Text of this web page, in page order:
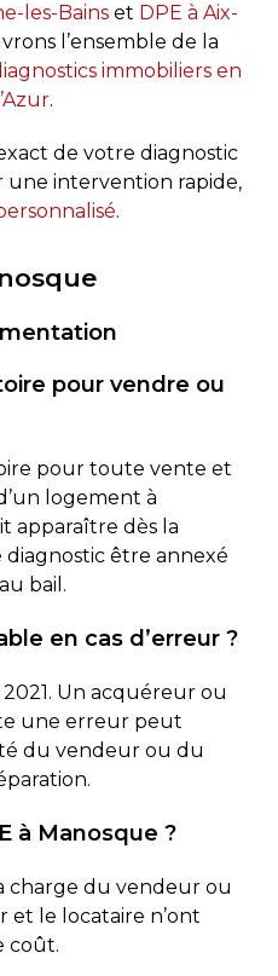
les-Bainset DPE à Aix-
l’ensemble de la
immobiliers en
.
de votre diagnostic
une intervention rapide,
.
pour vendre ou
pour toute vente et
logement à
apparaître dès la
être annexé
bail.
en cas d’erreur ?
Un acquéreur ou
une erreur peut
du vendeur ou du
à Manosque ?
charge du vendeur ou
et le locataire n’ont
coût.